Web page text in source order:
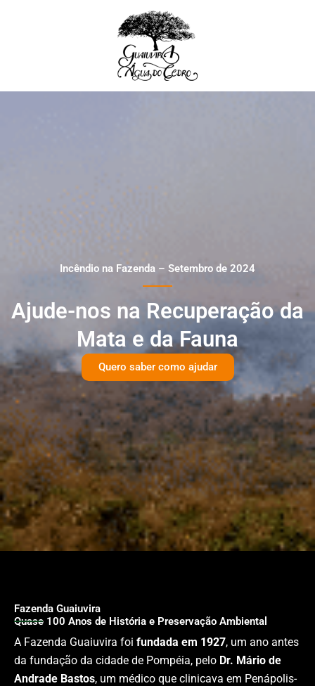
Incêndio na Fazenda – Setembro de 2024
Ajude-nos na Recuperação da
Mata e da Fauna
Quero saber como ajudar
Fazenda Guaiuvira
Quase 100 Anos de História e Preservação Ambiental
A Fazenda Guaiuvira foi fundada em 1927, um ano antes
da fundação da cidade de Pompéia, pelo Dr. Mário de
Andrade Bastos, um médico que clinicava em Penápolis-